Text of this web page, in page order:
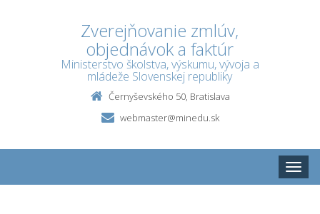
Zverejňovanie zmlúv,
objednávok a faktúr
Ministerstvo školstva, výskumu, vývoja a
mládeže Slovenskej republiky
Černyševského 50, Bratislava
webmaster@minedu.sk
Toggle